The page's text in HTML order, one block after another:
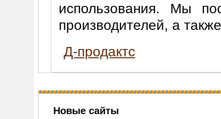
Новые сайты
использования. Мы
производителей, а
Д-продактс